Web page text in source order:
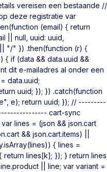
vereisen een bestaande //
deze registratie var
(email) { return
|| null, uuid: uuid,
"/" }) .then(function (r) {
{ if (data && data.uuid &&
dit e-mailadres al onder een
data.uuid;
uuid; }); }) .catch(function
e); return uuid; }); // ---------
cart-sync
lines = (json && json.cart
&& json.cart.items) ||
{ lines =
return lines[k]; }); } return lines
|| line; var variant =